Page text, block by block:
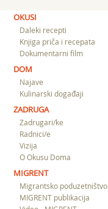
OKUSI
Daleki recepti
Knjiga priča i recepata
Dokumentarni film
DOM
Najave
Kulinarski događaji
ZADRUGA
Zadrugari/ke
Radnici/e
Vizija
O Okusu Doma
MIGRENT
Migrantsko poduzetništvo
MIGRENT publikacija